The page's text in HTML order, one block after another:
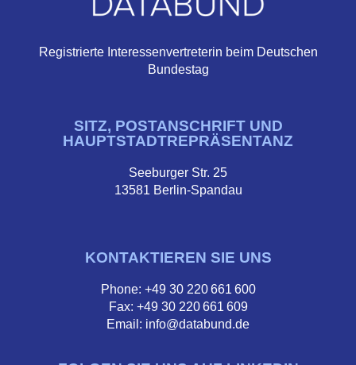
Registrierte Interessenvertreterin beim Deutschen
Bundestag
SITZ, POSTANSCHRIFT UND
HAUPTSTADTREPRÄSENTANZ
Seeburger Str. 25
13581 Berlin-Spandau
KONTAKTIEREN SIE UNS
Phone: +49 30 220 661 600
Fax: +49 30 220 661 609
Email: info@databund.de